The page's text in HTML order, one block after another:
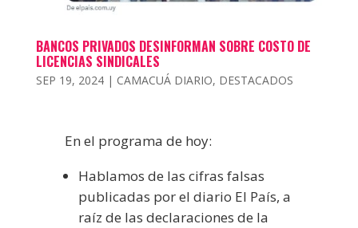
BANCOS PRIVADOS DESINFORMAN SOBRE COSTO DE
LICENCIAS SINDICALES
SEP 19, 2024| CAMACUÁ DIARIO, DESTACADOS
En el programa de hoy:
Hablamos de las cifras falsas
publicadas por el diario El País, a
raíz de las declaraciones de la